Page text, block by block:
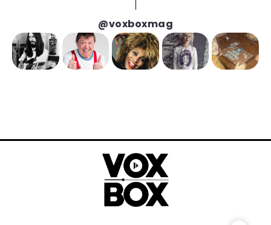
@voxboxmag